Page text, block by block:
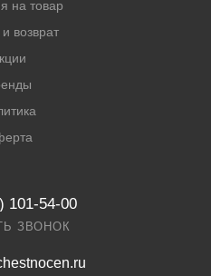
на товар
возврат
101-54-00
ЗВОНОК